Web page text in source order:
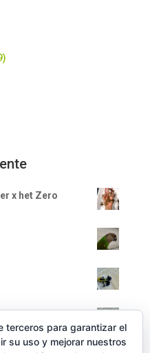
x het Zero
terceros para garantizar el
su uso y mejorar nuestros